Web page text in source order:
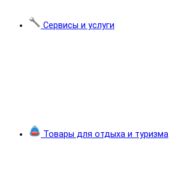
Сервисы и услуги
Товары для отдыха и туризма